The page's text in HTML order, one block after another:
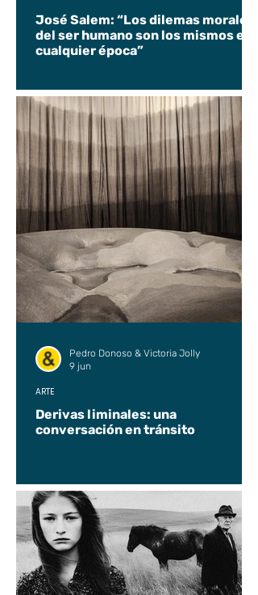
José Salem: “Los dilemas morales
del ser humano son los mismos en
cualquier época”
Derivas liminales: una
conversación en tránsito
ARTE
Pedro Donoso & Victoria Jolly
9 jun